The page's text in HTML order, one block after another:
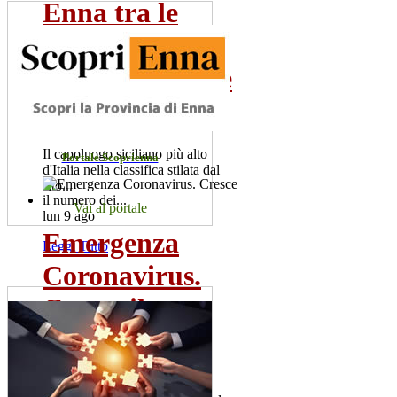
Enna tra le
città d'Italia
poco conosciute
da...
Il capoluogo siciliano più alto
d'Italia nella classifica stilata dal
sito...
lun 9 ago
Leggi Tutto
Emergenza
Coronavirus.
Cresce il
numero dei...
Sono 60 i positivi. Il sindaco,
Portale Scoprienna
Vai al portale